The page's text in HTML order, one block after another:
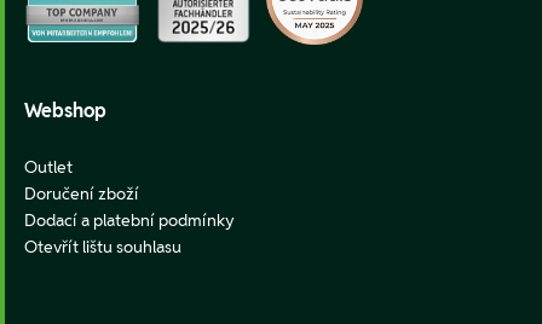
Webshop
Outlet
Doručení zboží
Dodací a platební podmínky
Otevřít lištu souhlasu